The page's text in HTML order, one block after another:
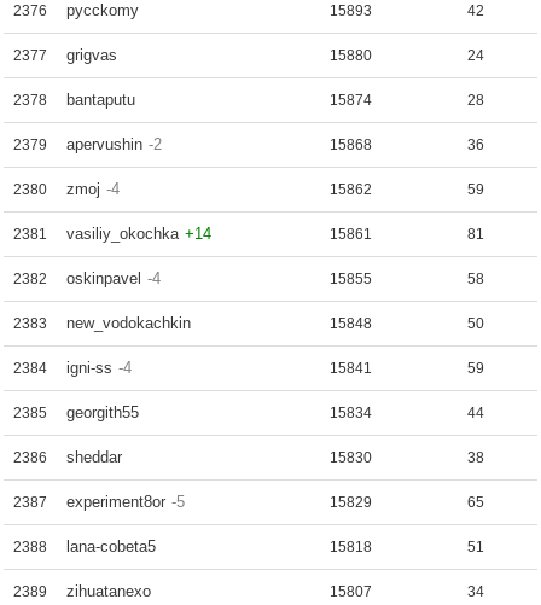
2376 pycckomy 15893 42
2377 grigvas 15880 24
2378 bantaputu 15874 28
2379 apervushin -2 15868 36
2380 zmoj -4 15862 59
2381 vasiliy_okochka +14 15861 81
2382 oskinpavel -4 15855 58
2383 new_vodokachkin 15848 50
2384 igni-ss -4 15841 59
2385 georgith55 15834 44
2386 sheddar 15830 38
2387 experiment8or -5 15829 65
2388 lana-cobeta5 15818 51
2389 zihuatanexo 15807 34